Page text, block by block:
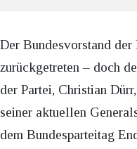
Der Bundesvorstand
zurückgetreten – doch
der Partei, Christian
seiner aktuellen
dem Bundesparteitag